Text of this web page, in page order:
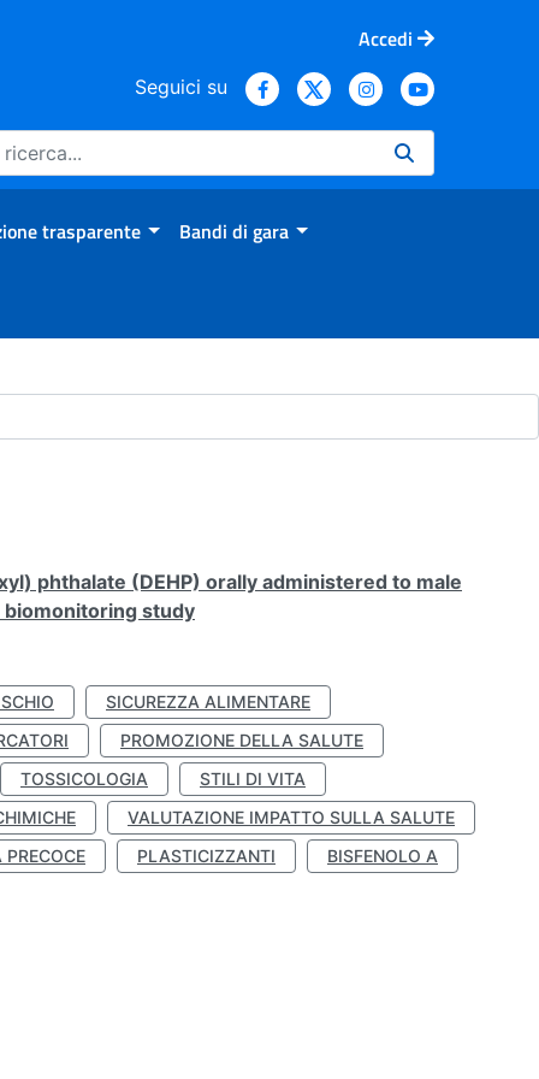
Accedi
Seguici su
trasparente Bandi di gara
phthalate (DEHP) orally administered to male
biomonitoring study
SICUREZZA ALIMENTARE
PROMOZIONE DELLA SALUTE
TOSSICOLOGIA
STILI DI VITA
VALUTAZIONE IMPATTO SULLA SALUTE
PRECOCE
PLASTICIZZANTI BISFENOLO A